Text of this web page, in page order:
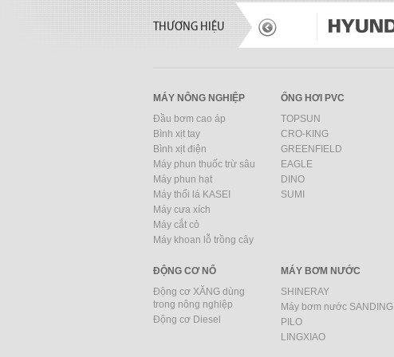
THƯƠNG HIỆU
MÁY NÔNG NGHIỆP
Đầu bơm cao áp
Bình xịt tay
Bình xịt điện
Máy phun thuốc trừ sâu
Máy phun hạt
Máy thổi lá KASEI
Máy cưa xích
Máy cắt cỏ
Máy khoan lỗ trồng cây
ỐNG HƠI PVC
TOPSUN
CRO-KING
GREENFIELD
EAGLE
DINO
SUMI
ĐỘNG CƠ NỔ
Động cơ XĂNG dùng
trong nông nghiệp
Động cơ Diesel
MÁY BƠM NƯỚC
SHINERAY
Máy bơm nước SANDING
PILO
LINGXIAO